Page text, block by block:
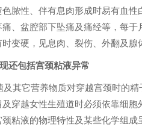
脓性、伴有息肉形成时易有血
、盆腔部下坠痛及痛经等，每
变硬，见息肉、裂伤、外翻及腺
还包括宫颈粘液异常
其它营养物质对穿越宫颈时的
穿越女性生殖道时必须依靠细
粘液的物理特性及某些化学组